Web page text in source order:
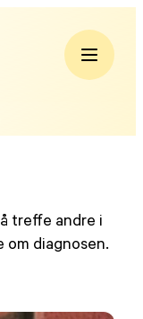
treffe andre i
om diagnosen.